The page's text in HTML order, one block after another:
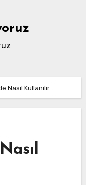
Nasıl Kullanılır